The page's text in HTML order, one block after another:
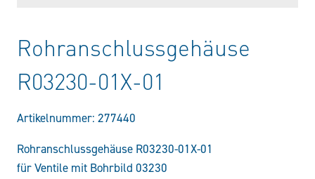
Rohranschlussgehäuse
R03230-01X-01
Artikelnummer: 277440
Rohranschlussgehäuse R03230-01X-01
für Ventile mit Bohrbild 03230